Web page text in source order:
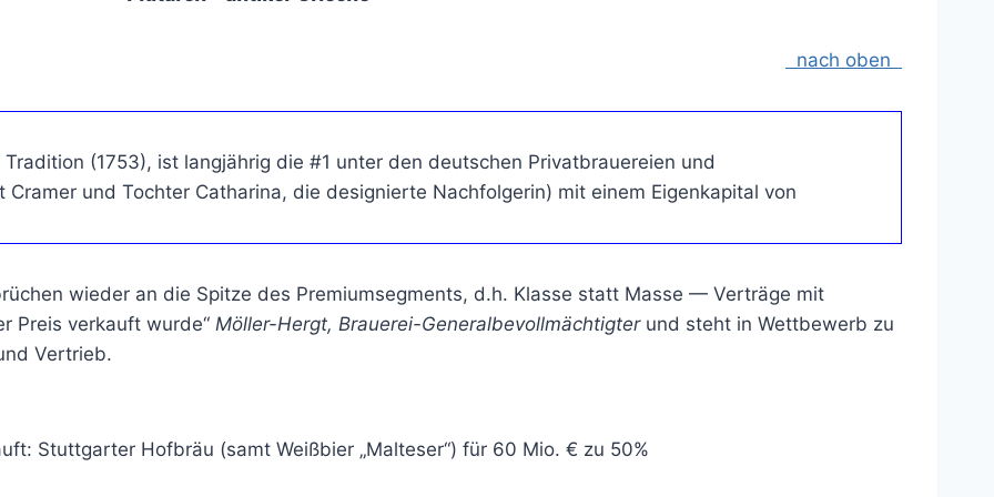
nach oben
(1753), ist langjährig die #1 unter den deutschen Privatbrauereien und
Cramer und Tochter Catharina, die designierte Nachfolgerin) mit einem Eigenkapital von
wieder an die Spitze des Premiumsegments, d.h. Klasse statt Masse — Verträge mit
Preis verkauft wurde“ Möller-Hergt, Brauerei-Generalbevollmächtigterund steht in Wettbewerb zu
Vertrieb.
Stuttgarter Hofbräu (samt Weißbier „Malteser“) für 60 Mio. € zu 50%